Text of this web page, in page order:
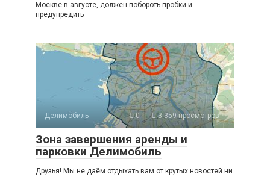
Москве в августе, должен побороть пробки и
предупредить
Делимобиль 0 3 359 просмотров
Зона завершения аренды и
парковки Делимобиль
Друзья! Мы не даём отдыхать вам от крутых новостей ни